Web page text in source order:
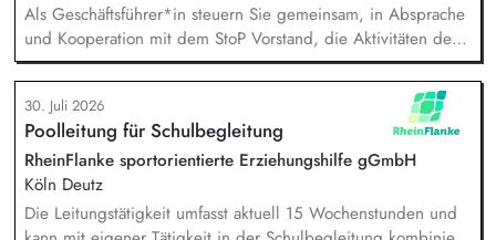
Als Geschäftsführer*in steuern Sie gemeinsam, in Absprache
und Kooperation mit dem StoP Vorstand, die Aktivitäten der
Bundesfachstelle StoP. Im Einzelnen bedeutet das:
Projektmanagement und Verantwortung für die Umsetzung
des Gesamtprojektes, Gesamtsteuerung und Sicherstellung
des wirtschaftlichen Betriebes der Geschäftsstelle und des
Vereins (Finanzierung, Controlling), Akquise von
Fördermitteln und Spenden sowie Personalverantwortung für
die Bundesfachstelle mit 4 Mitarbeitenden.
30. Juli 2026
Poolleitung für Schulbegleitung
RheinFlanke sportorientierte Erziehungshilfe gGmbH
Köln Deutz
Die Leitungstätigkeit umfasst aktuell 15 Wochenstunden und